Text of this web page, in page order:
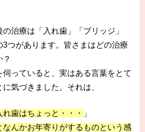
治療は「入れ歯」「ブリッジ」
3つがあります。皆さまはどの治療
っていると、実はある言葉をとて
気づきました。それは、
歯はちょっと・・・
」
なんかお年寄りがするものという感